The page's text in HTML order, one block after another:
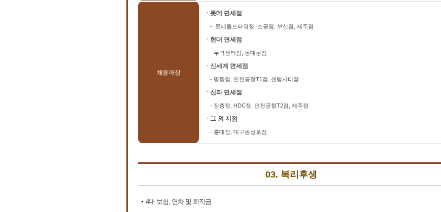
채용 매장
ㆍ롯데 면세점
- 롯데월드타워점, 소공점, 부산점, 제주점
ㆍ현대 면세점
- 무역센터점, 동대문점
ㆍ신세계 면세점
- 명동점, 인천공항T1점, 센텀시티점
ㆍ신라 면세점
- 장충점, HDC점, 인천공항T2점, 제주점
ㆍ그 외 지점
- 홍대점, 대구동성로점
03. 복리후생
4대 보험, 연차 및 퇴직금